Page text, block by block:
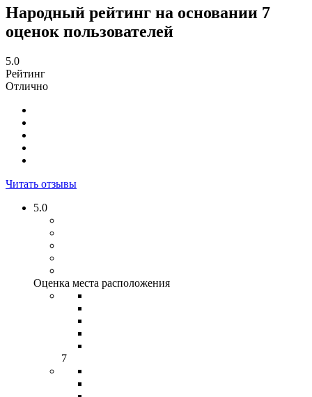
Народный рейтинг на основании 7
оценок пользователей
5.0
Рейтинг
Отлично
Читать отзывы
5.0
Оценка места расположения
7